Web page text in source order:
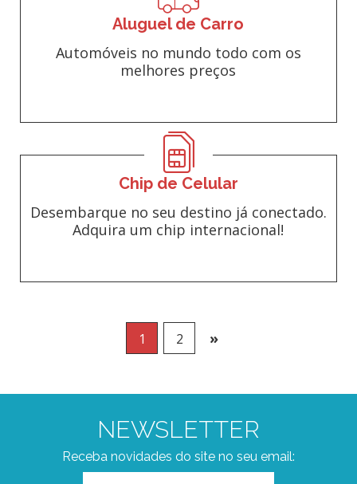
Aluguel de Carro
Automóveis no mundo todo com os
melhores preços
Chip de Celular
Desembarque no seu destino já conectado.
Adquira um chip internacional!
1 2 »
NEWSLETTER
Receba novidades do site no seu email: